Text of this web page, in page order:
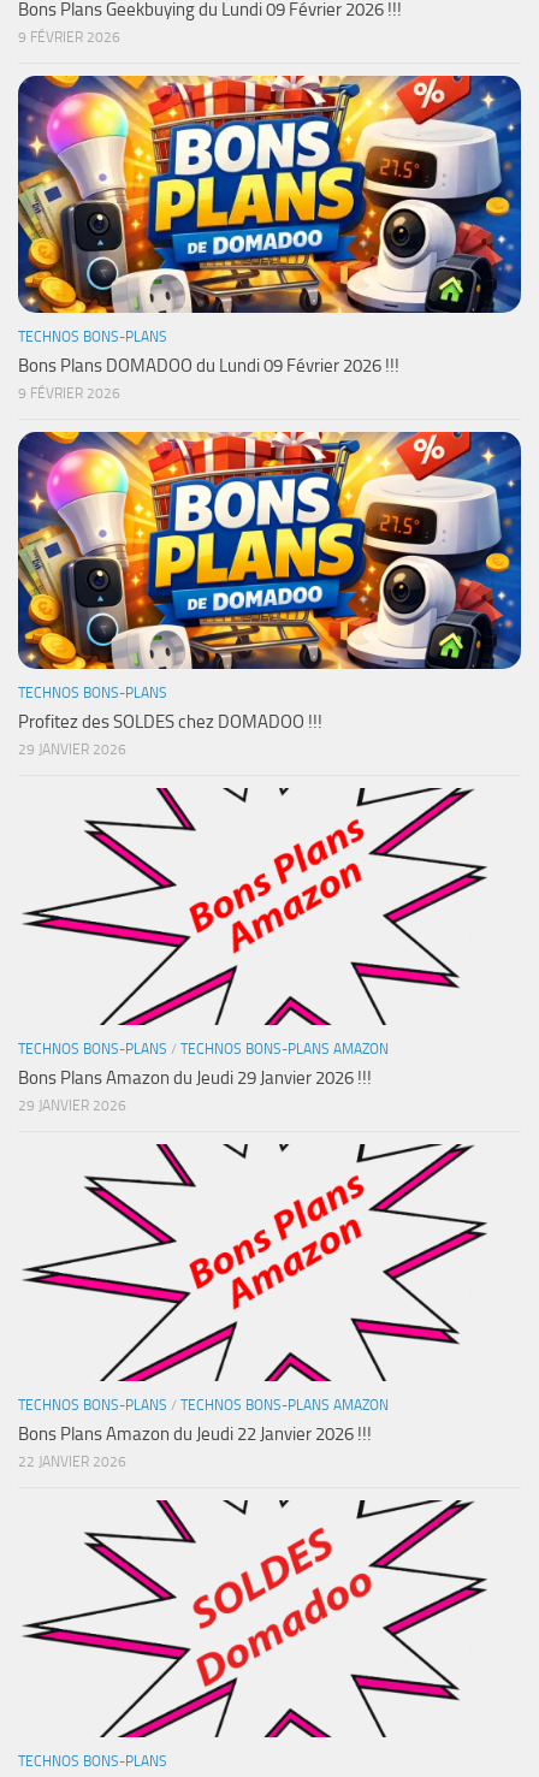
Bons Plans Geekbuying du Lundi 09 Février 2026 !!!
9 FÉVRIER 2026
TECHNOS BONS-PLANS
Bons Plans DOMADOO du Lundi 09 Février 2026 !!!
9 FÉVRIER 2026
TECHNOS BONS-PLANS
Profitez des SOLDES chez DOMADOO !!!
29 JANVIER 2026
TECHNOS BONS-PLANS / TECHNOS BONS-PLANS AMAZON
Bons Plans Amazon du Jeudi 29 Janvier 2026 !!!
29 JANVIER 2026
TECHNOS BONS-PLANS / TECHNOS BONS-PLANS AMAZON
Bons Plans Amazon du Jeudi 22 Janvier 2026 !!!
22 JANVIER 2026
TECHNOS BONS-PLANS